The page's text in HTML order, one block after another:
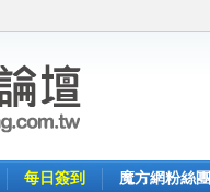
每日簽到 魔方網粉絲團